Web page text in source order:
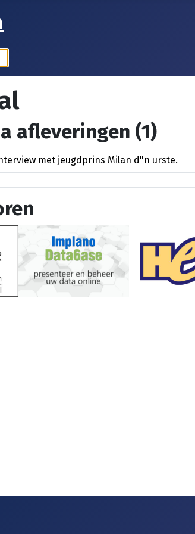
afleveringen (1)
met jeugdprins Milan d"n urste.